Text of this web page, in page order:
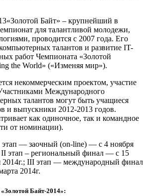
«Золотой Байт» – крупнейший в
для талантливой молодежи,
проводится с 2007 года. Его
талантов и развитие IT-
работ Чемпионата «Золотой
the World» («Изменяя мир»).
некоммерческим проектом, участие
Международного
талантов могут быть учащиеся
и выпускники 2012-2013 годов.
как одиночное, так и командное
от номинации).
— заочный (on-line) — с 4 ноября
II этап – региональный финал — с 15
2014г.; III этап — международный финал
2014г.
Байт-2014»: